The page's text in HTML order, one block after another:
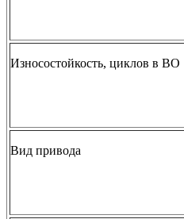
Износостойкость, циклов в ВО
Вид привода